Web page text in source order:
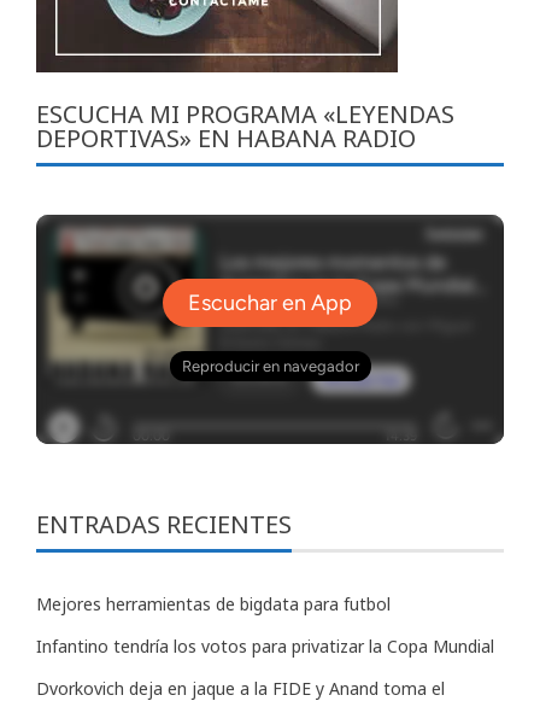
ESCUCHA MI PROGRAMA «LEYENDAS
DEPORTIVAS» EN HABANA RADIO
ENTRADAS RECIENTES
Mejores herramientas de bigdata para futbol
Infantino tendría los votos para privatizar la Copa Mundial
Dvorkovich deja en jaque a la FIDE y Anand toma el